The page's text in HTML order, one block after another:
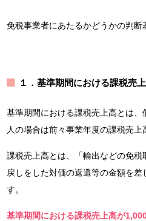
免税事業者にあたるかどうかの判断
１．基準期間における課税売
基準期間における課税売上高とは
人の場合は前々事業年度の課税売上
課税売上高とは、「輸出などの免税
戻しをした対価の返還等の金額を
す。
基準期間における課税売上高が